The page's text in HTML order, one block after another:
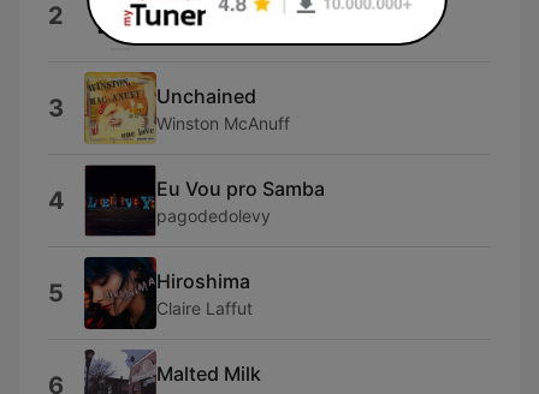
2 neil young and the chrome hearts
3 Unchained
Winston McAnuff
4 Eu Vou pro Samba
pagodedolevy
5 Hiroshima
Claire Laffut
6 Malted Milk